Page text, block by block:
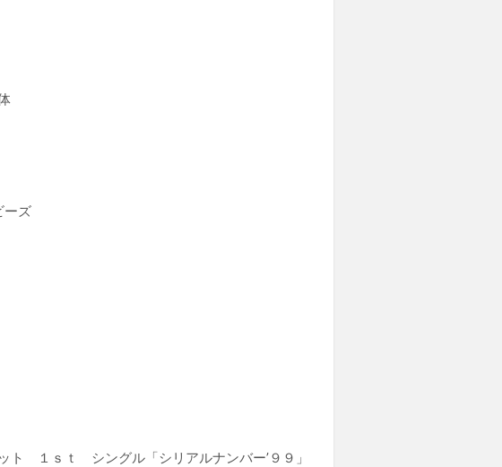
ーズ
ト １ｓｔ シングル「シリアルナンバー’９９」